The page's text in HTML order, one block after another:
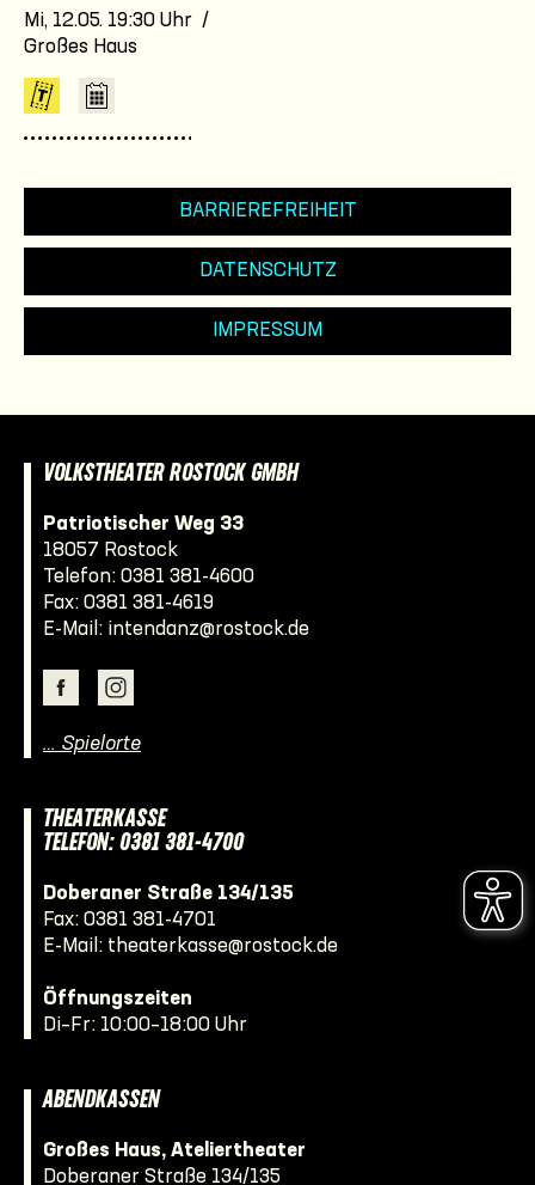
Mi, 12.05. 19:30 Uhr /
Großes Haus
BARRIEREFREIHEIT
DATENSCHUTZ
IMPRESSUM
VOLKSTHEATER ROSTOCK GMBH
Patriotischer Weg 33
18057 Rostock
Telefon: 0381 381-4600
Fax: 0381 381-4619
E-Mail: intendanz@rostock.de
… Spielorte
THEATERKASSE
TELEFON: 0381 381-4700
Doberaner Straße 134/135
Fax: 0381 381-4701
E-Mail: theaterkasse@rostock.de
Öffnungszeiten
Di–Fr: 10:00–18:00 Uhr
ABENDKASSEN
Großes Haus, Ateliertheater
Doberaner Straße 134/135